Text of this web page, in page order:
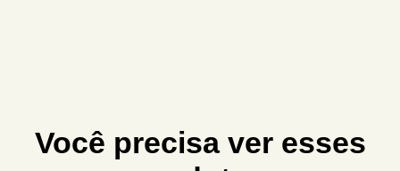
Você precisa ver esses